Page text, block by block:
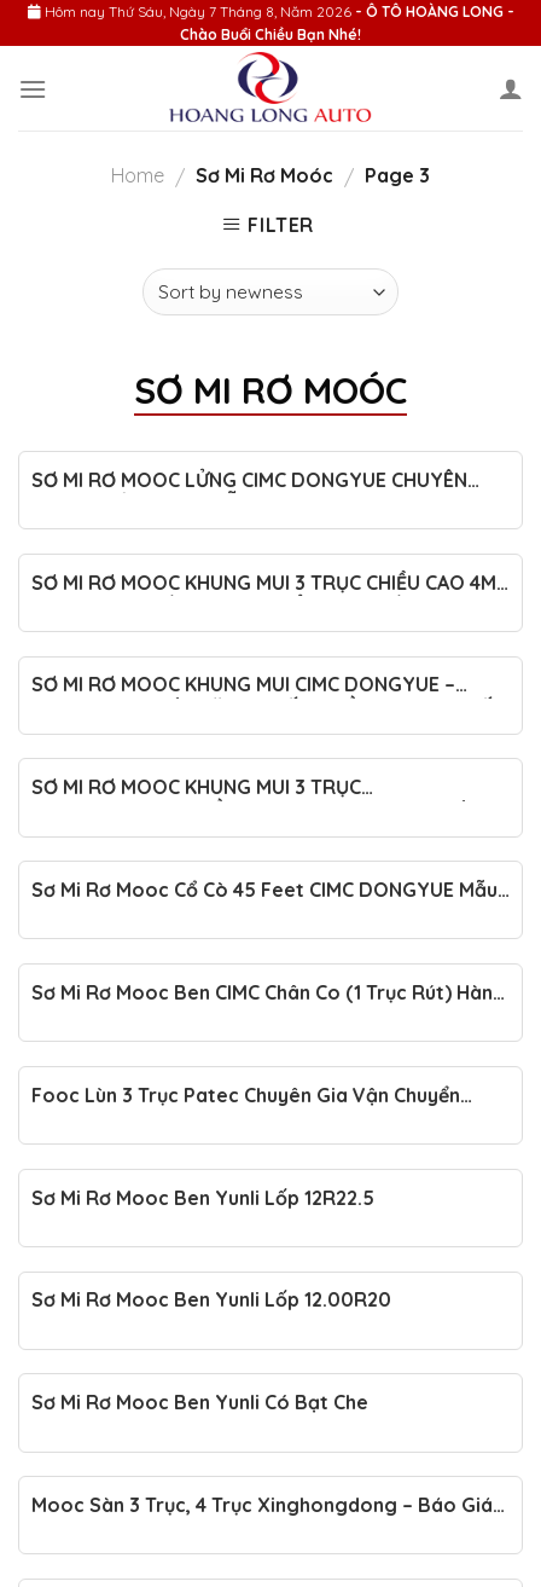
Skip
to
Hôm nay Thứ Sáu, Ngày 7 Tháng 8, Năm 2026 - Ô TÔ HOÀNG LONG -
Chào Buổi Chiều Bạn Nhé!
Home / Sơ Mi Rơ Moóc / Page 3
FILTER
SƠ MI RƠ MOÓC
SƠ MI RƠ MOOC LỬNG CIMC DONGYUE CHUYÊN
SƠ MI RƠ MOOC KHUNG MUI 3 TRỤC CHIỀU CAO 4M
SƠ MI RƠ MOOC KHUNG MUI CIMC DONGYUE –
LƯỢNG CÓ HẠN
SƠ MI RƠ MOOC KHUNG MUI 3 TRỤC
NẶNG 7 TẤN
Sơ Mi Rơ Mooc Cổ Cò 45 Feet CIMC DONGYUE Mẫu
Sơ Mi Rơ Mooc Ben CIMC Chân Co (1 Trục Rút) Hàng
Fooc Lùn 3 Trục Patec Chuyên Gia Vận Chuyển
Sơ Mi Rơ Mooc Ben Yunli Lốp 12R22.5
Sơ Mi Rơ Mooc Ben Yunli Lốp 12.00R20
Sơ Mi Rơ Mooc Ben Yunli Có Bạt Che
Mooc Sàn 3 Trục, 4 Trục Xinghongdong – Báo Giá